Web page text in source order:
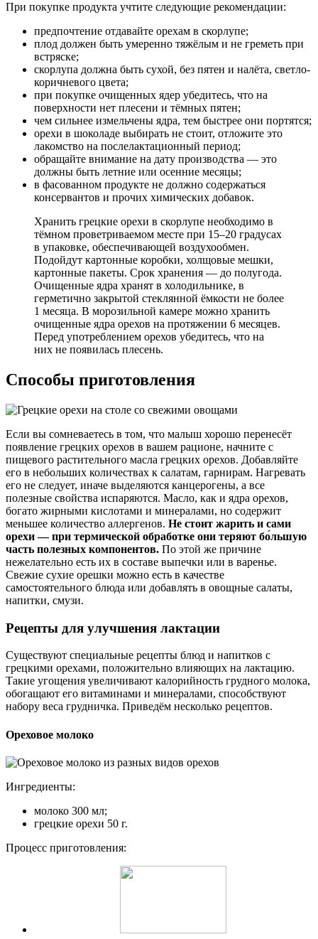
При покупке продукта учтите следующие рекомендации:
предпочтение отдавайте орехам в скорлупе;
плод должен быть умеренно тяжёлым и не греметь при
встряске;
скорлупа должна быть сухой, без пятен и налёта, светло-
коричневого цвета;
при покупке очищенных ядер убедитесь, что на
поверхности нет плесени и тёмных пятен;
чем сильнее измельчены ядра, тем быстрее они портятся;
орехи в шоколаде выбирать не стоит, отложите это
лакомство на послелактационный период;
обращайте внимание на дату производства — это
должны быть летние или осенние месяцы;
в фасованном продукте не должно содержаться
консервантов и прочих химических добавок.
Хранить грецкие орехи в скорлупе необходимо в
тёмном проветриваемом месте при 15–20 градусах
в упаковке, обеспечивающей воздухообмен.
Подойдут картонные коробки, холщовые мешки,
картонные пакеты. Срок хранения — до полугода.
Очищенные ядра хранят в холодильнике, в
герметично закрытой стеклянной ёмкости не более
1 месяца. В морозильной камере можно хранить
очищенные ядра орехов на протяжении 6 месяцев.
Перед употреблением орехов убедитесь, что на
них не появилась плесень.
Способы приготовления
Если вы сомневаетесь в том, что малыш хорошо перенесёт
появление грецких орехов в вашем рационе, начните с
пищевого растительного масла грецких орехов. Добавляйте
его в небольших количествах к салатам, гарнирам. Нагревать
его не следует, иначе выделяются канцерогены, а все
полезные свойства испаряются. Масло, как и ядра орехов,
богато жирными кислотами и минералами, но содержит
меньшее количество аллергенов. Не стоит жарить и сами
орехи — при термической обработке они теряют бо́льшую
часть полезных компонентов. По этой же причине
нежелательно есть их в составе выпечки или в варенье.
Свежие сухие орешки можно есть в качестве
самостоятельного блюда или добавлять в овощные салаты,
напитки, смузи.
Рецепты для улучшения лактации
Существуют специальные рецепты блюд и напитков с
грецкими орехами, положительно влияющих на лактацию.
Такие угощения увеличивают калорийность грудного молока,
обогащают его витаминами и минералами, способствуют
набору веса грудничка. Приведём несколько рецептов.
Ореховое молоко
Ингредиенты:
молоко 300 мл;
грецкие орехи 50 г.
Процесс приготовления: